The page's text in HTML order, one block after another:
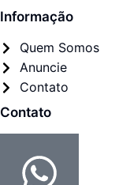
Informação
Quem Somos
Anuncie
Contato
Contato